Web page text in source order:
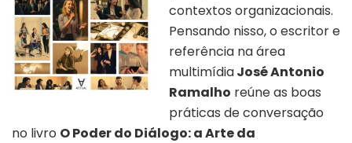
contextos organizacionais.
Pensando nisso, o escritor e
referência na área
multimídiaJosé Antonio
Ramalho reúne as boas
práticas de conversação
no livro O Poder do Diálogo: a Arte da